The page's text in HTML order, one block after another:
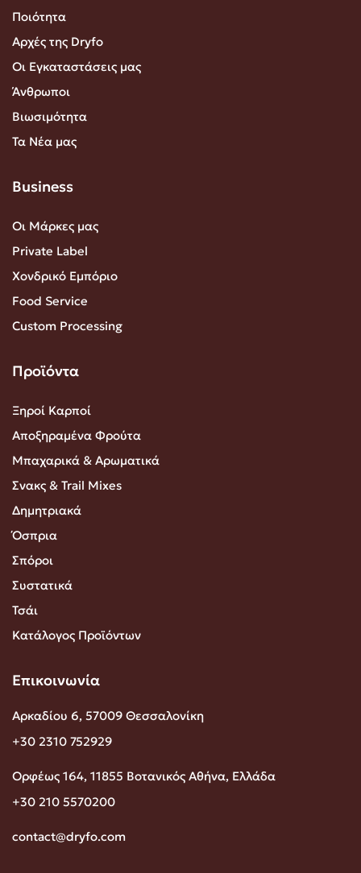
Ποιότητα
Αρχές της Dryfo
Οι Εγκαταστάσεις μας
Άνθρωποι
Βιωσιμότητα
Τα Νέα μας
Business
Οι Μάρκες μας
Private Label
Χονδρικό Εμπόριο
Food Service
Custom Processing
Προϊόντα
Ξηροί Καρποί
Αποξηραμένα Φρούτα
Μπαχαρικά & Αρωματικά
Σνακς & Trail Mixes
Δημητριακά
Όσπρια
Σπόροι
Συστατικά
Τσάι
Κατάλογος Προϊόντων
Επικοινωνία
Αρκαδίου 6, 57009 Θεσσαλονίκη
+30 2310 752929
Ορφέως 164, 11855 Βοτανικός Αθήνα, Ελλάδα
+30 210 5570200
contact@dryfo.com